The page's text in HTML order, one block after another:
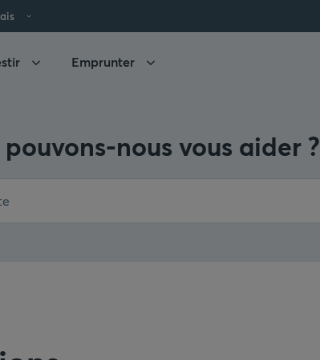
Emprunter
nous vous aider ?